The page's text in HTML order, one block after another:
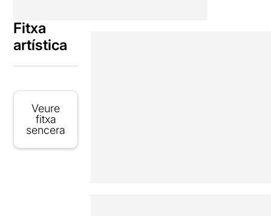
Fitxa
artística
Veure
fitxa
sencera